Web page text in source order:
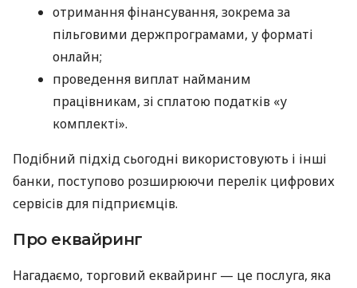
отримання фінансування, зокрема за
пільговими держпрограмами, у форматі
онлайн;
проведення виплат найманим
працівникам, зі сплатою податків «у
комплекті».
Подібний підхід сьогодні використовують і інші
банки, поступово розширюючи перелік цифрових
сервісів для підприємців.
Про еквайринг
Нагадаємо, торговий еквайринг — це послуга, яка